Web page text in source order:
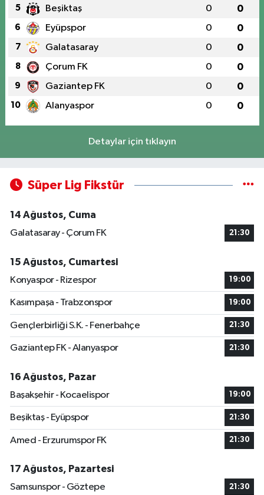
5 Beşiktaş 0 0
6 Eyüpspor 0 0
7 Galatasaray 0 0
8 Çorum FK 0 0
9 Gaziantep FK 0 0
10 Alanyaspor 0 0
Detaylar için tıklayın
Süper Lig Fikstür
14 Ağustos, Cuma
Galatasaray - Çorum FK
21:30
15 Ağustos, Cumartesi
Konyaspor - Rizespor
19:00
Kasımpaşa - Trabzonspor 19:00
Gençlerbirliği S.K. - Fenerbahçe 21:30
Gaziantep FK - Alanyaspor 21:30
16 Ağustos, Pazar
Başakşehir - Kocaelispor
19:00
Beşiktaş - Eyüpspor 21:30
Amed - Erzurumspor FK 21:30
17 Ağustos, Pazartesi
Samsunspor - Göztepe
21:30